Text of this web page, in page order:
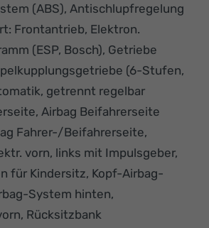
(ABS), Antischlupfregelung
Frontantrieb, Elektron.
(ESP, Bosch), Getriebe
(6-Stufen,
getrennt regelbar
Airbag Beifahrerseite
Fahrer-/Beifahrerseite,
vorn, links mit Impulsgeber,
für Kindersitz, Kopf-Airbag-
System hinten,
Rücksitzbank